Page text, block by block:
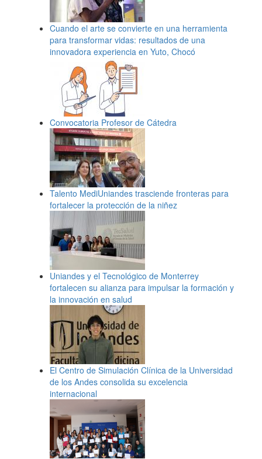
Cuando el arte se convierte en una herramienta
para transformar vidas: resultados de una
innovadora experiencia en Yuto, Chocó
Convocatoria Profesor de Cátedra
Talento MediUniandes trasciende fronteras para
fortalecer la protección de la niñez
Uniandes y el Tecnológico de Monterrey
fortalecen su alianza para impulsar la formación y
la innovación en salud
El Centro de Simulación Clínica de la Universidad
de los Andes consolida su excelencia
internacional